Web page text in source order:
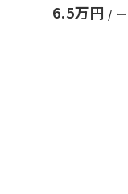
6.5万円 / ー